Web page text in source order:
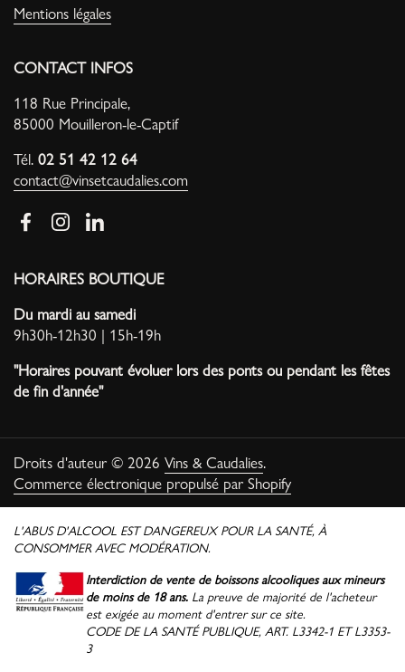
Mentions légales
CONTACT INFOS
118 Rue Principale,
85000 Mouilleron-le-Captif
Tél. 02 51 42 12 64
contact@vinsetcaudalies.com
FacebookInstagramLinkedIn
HORAIRES BOUTIQUE
Du mardi au samedi
9h30h-12h30 | 15h-19h
"Horaires pouvant évoluer lors des ponts ou pendant les fêtes
de fin d'année"
Droits d'auteur © 2026 Vins & Caudalies.
Commerce électronique propulsé par Shopify
L'ABUS D'ALCOOL EST DANGEREUX POUR LA SANTÉ, À
CONSOMMER AVEC MODÉRATION.
Interdiction de vente de boissons alcooliques aux mineurs
de moins de 18 ans. La preuve de majorité de l'acheteur
est exigée au moment d'entrer sur ce site.
CODE DE LA SANTÉ PUBLIQUE, ART. L3342-1 ET L3353-
3